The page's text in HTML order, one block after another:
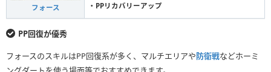
フォース
・PPリカバリーアップ
PP回復が優秀
フォースのスキルはPP回復系が多く、マルチエリアや防衛戦などホーミ